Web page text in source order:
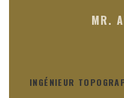
MR.
INGÉNIEUR